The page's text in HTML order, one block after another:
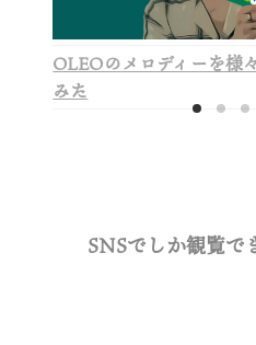
OLEOのメロディーを様
みた
SNSでしか観覧で